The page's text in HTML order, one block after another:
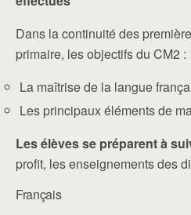
Dans la continuité des
primaire, les objectifs du CM2 :
La maîtrise de la langue
Les principaux éléments de
Les élèves se préparent à
profit, les enseignements des
Français